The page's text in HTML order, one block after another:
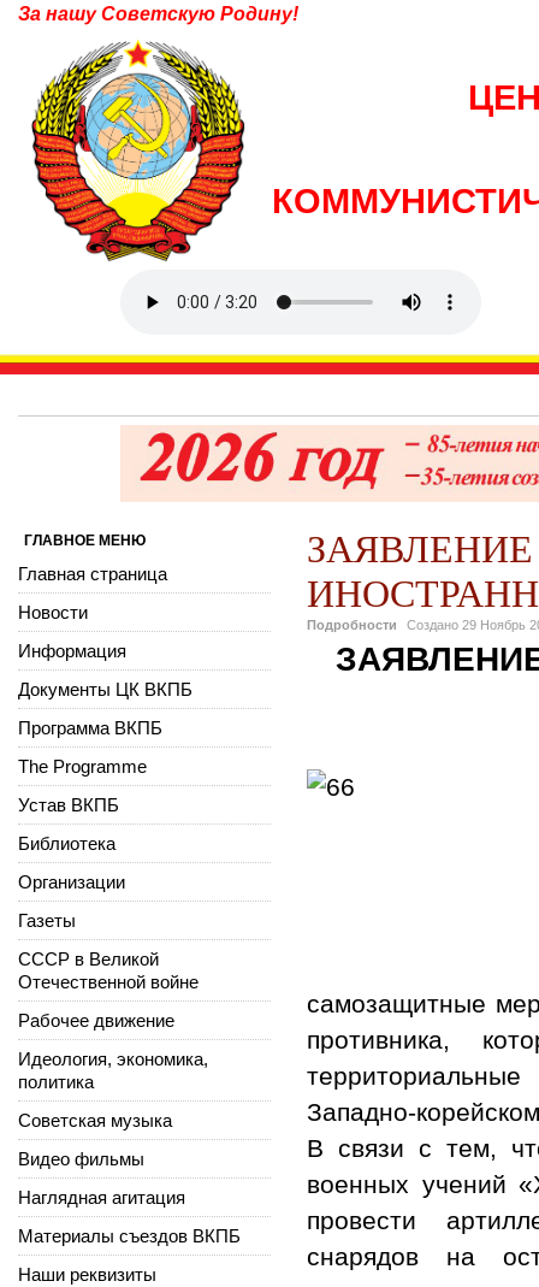
За нашу Советскую Родину!
Подробности Создано 29 Ноябрь
самозащитные
противника,
Западно-
В связи с тем,
военных учений
провести
снарядов на
ГЛАВНОЕ МЕНЮ
Главная страница
Новости
Информация
Документы ЦК ВКПБ
Программа ВКПБ
The Programme
Устав ВКПБ
Библиотека
Организации
Газеты
СССР в Великой
Отечественной войне
Рабочее движение
Идеология, экономика,
политика
Советская музыка
Видео фильмы
Наглядная агитация
Материалы съездов ВКПБ
Наши реквизиты